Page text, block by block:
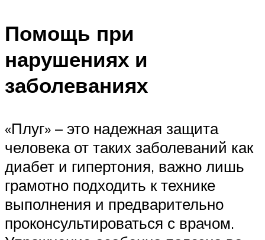
Помощь при
нарушениях и
заболеваниях
«Плуг» – это надежная защита
человека от таких заболеваний как
диабет и гипертония, важно лишь
грамотно подходить к технике
выполнения и предварительно
проконсультироваться с врачом.